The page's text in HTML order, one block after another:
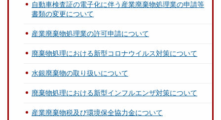
自動車検査証の電子化に伴う産業廃棄物処理業の申請等
書類の変更について
産業廃棄物処理業の許可申請について
廃棄物処理における新型コロナウイルス対策について
水銀廃棄物の取り扱いについて
廃棄物処理における新型インフルエンザ対策について
産業廃棄物税及び環境保全協力金について